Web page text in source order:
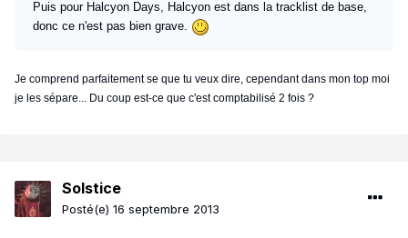
Puis pour Halcyon Days, Halcyon est dans la tracklist de base,
donc ce n'est pas bien grave.
Je comprend parfaitement se que tu veux dire, cependant dans mon top moi
je les sépare... Du coup est-ce que c'est comptabilisé 2 fois ?
Solstice
Posté(e) 16 septembre 2013